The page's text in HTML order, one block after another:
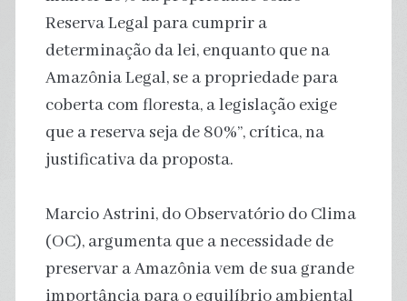
Reserva Legal para cumprir a
determinação da lei, enquanto que na
Amazônia Legal, se a propriedade para
coberta com floresta, a legislação exige
que a reserva seja de 80%”, crítica, na
justificativa da proposta.
Marcio Astrini, do Observatório do Clima
(OC), argumenta que a necessidade de
preservar a Amazônia vem de sua grande
importância para o equilíbrio ambiental